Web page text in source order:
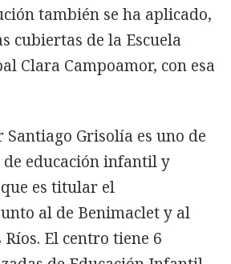
también se ha aplicado,
cubiertas de la Escuela
Clara Campoamor, con esa
Santiago Grisolía es uno de
de educación infantil y
es titular el
al de Benimaclet y al
El centro tiene 6